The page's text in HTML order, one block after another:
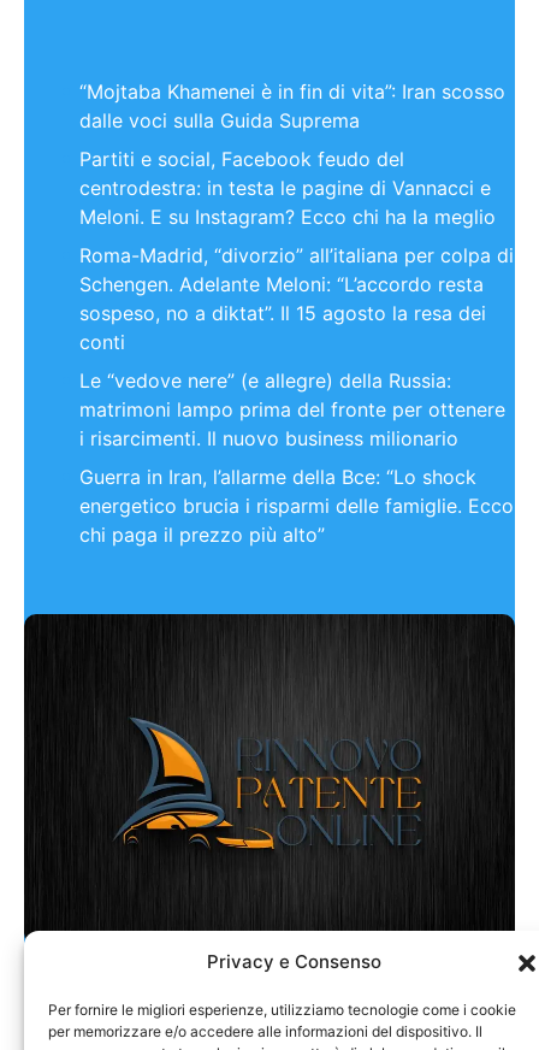
Privacy e Consenso
Per fornire le migliori esperienze, utilizziamo tecnologie come i cookie
per memorizzare e/o accedere alle informazioni del dispositivo. Il
“Mojtaba Khamenei è in fin di vita”: Iran scosso
dalle voci sulla Guida Suprema
Partiti e social, Facebook feudo del
centrodestra: in testa le pagine di Vannacci e
Meloni. E su Instagram? Ecco chi ha la meglio
Roma-Madrid, “divorzio” all’italiana per colpa di
Schengen. Adelante Meloni: “L’accordo resta
sospeso, no a diktat”. Il 15 agosto la resa dei
conti
Le “vedove nere” (e allegre) della Russia:
matrimoni lampo prima del fronte per ottenere
i risarcimenti. Il nuovo business milionario
Guerra in Iran, l’allarme della Bce: “Lo shock
energetico brucia i risparmi delle famiglie. Ecco
chi paga il prezzo più alto”
Rinnovo Patente Online